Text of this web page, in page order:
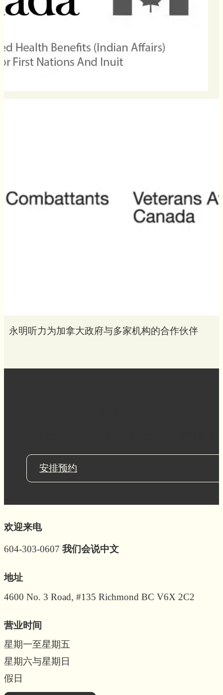
永明听力为加拿大政府与多家机构的合作伙伴
安排预约
欢迎来电
604-303-0607 我们会说中文
地址
4600 No. 3 Road, #135 Richmond BC V6X 2C2
营业时间
星期一至星期五
星期六与星期日
假日